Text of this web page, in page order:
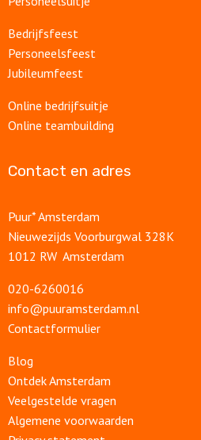
Bedrijfsfeest
Personeelsfeest
Jubileumfeest
Online bedrijfsuitje
Online teambuilding
Contact en adres
Puur* Amsterdam
Nieuwezijds Voorburgwal 328K
1012 RW Amsterdam
020-6260016
info@puuramsterdam.nl
Contactformulier
Blog
Ontdek Amsterdam
Veelgestelde vragen
Algemene voorwaarden